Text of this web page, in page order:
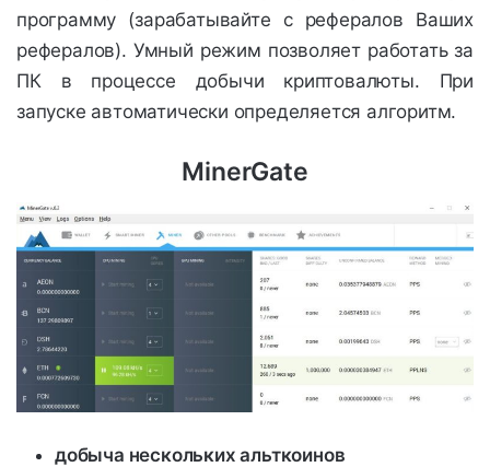
программу (зарабатывайте с рефералов Ваших
рефералов). Умный режим позволяет работать за
ПК в процессе добычи криптовалюты. При
запуске автоматически определяется алгоритм.
MinerGate
добыча нескольких альткоинов